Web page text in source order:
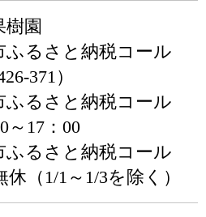
園
るさと納税コール
371）
ふるさと納税コール
～17：00
るさと納税コール
（1/1～1/3を除く）